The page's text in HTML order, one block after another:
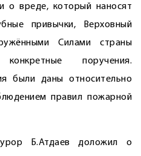
о вреде, который наносят
привычки, Верховный
Силами страны
поручения.
были даны относительно
правил пожарной
Б.Атдаев доложил о